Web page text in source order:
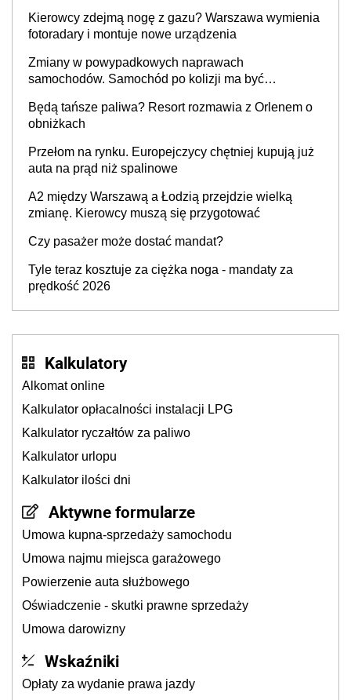
Kierowcy zdejmą nogę z gazu? Warszawa wymienia
fotoradary i montuje nowe urządzenia
Zmiany w powypadkowych naprawach
samochodów. Samochód po kolizji ma być
producenta
Będą tańsze paliwa? Resort rozmawia z Orlenem o
obniżkach
Przełom na rynku. Europejczycy chętniej kupują już
auta na prąd niż spalinowe
A2 między Warszawą a Łodzią przejdzie wielką
zmianę. Kierowcy muszą się przygotować
Czy pasażer może dostać mandat?
Tyle teraz kosztuje za ciężka noga - mandaty za
prędkość 2026
Kalkulatory
Alkomat online
Kalkulator opłacalności instalacji LPG
Kalkulator ryczałtów za paliwo
Kalkulator urlopu
Kalkulator ilości dni
Aktywne formularze
Umowa kupna-sprzedaży samochodu
Umowa najmu miejsca garażowego
Powierzenie auta służbowego
Oświadczenie - skutki prawne sprzedaży
Umowa darowizny
Wskaźniki
Opłaty za wydanie prawa jazdy